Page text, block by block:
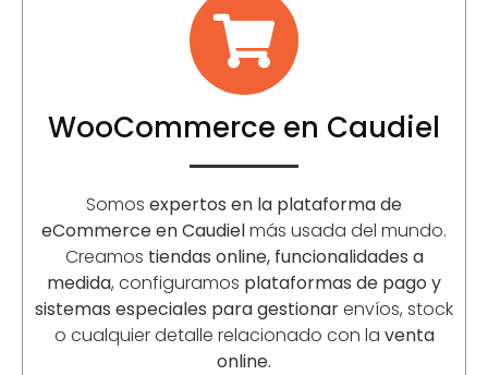
WooCommerce en Caudiel
Somos expertos en la plataforma de
eCommerce en Caudielmás usada del mundo.
Creamos tiendas online, funcionalidades a
medida, configuramos plataformas de pago y
sistemas especiales para gestionarenvíos, stock
o cualquier detalle relacionado con la venta
online.